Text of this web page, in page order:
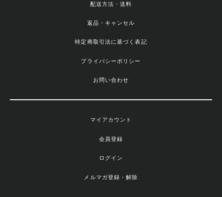
配送方法・送料
返品・キャンセル
特定商取引法に基づく表記
プライバシーポリシー
お問い合わせ
マイアカウント
会員登録
ログイン
メルマガ登録・解除